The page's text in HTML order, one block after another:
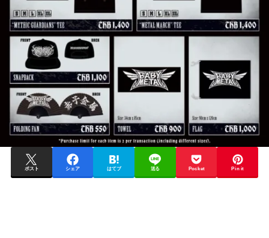
ポスト シェア はてブ 送る Pocket Pin it